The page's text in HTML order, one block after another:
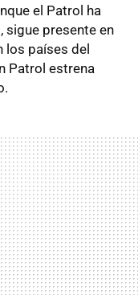
el Patrol ha
sigue presente en
los países del
Patrol estrena